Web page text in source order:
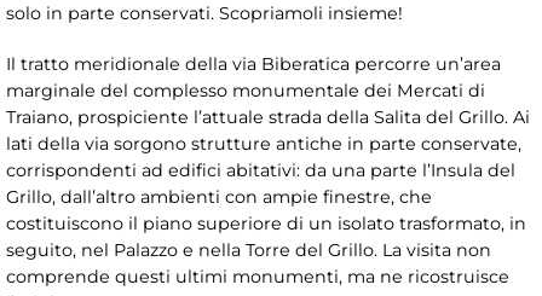
solo in parte conservati. Scopriamoli insieme!
Il tratto meridionale della via Biberatica percorre un’area
marginale del complesso monumentale dei Mercati di
Traiano, prospiciente l’attuale strada della Salita del Grillo. Ai
lati della via sorgono strutture antiche in parte conservate,
corrispondenti ad edifici abitativi: da una parte l’Insula del
Grillo, dall’altro ambienti con ampie finestre, che
costituiscono il piano superiore di un isolato trasformato, in
seguito, nel Palazzo e nella Torre del Grillo. La visita non
comprende questi ultimi monumenti, ma ne ricostruisce